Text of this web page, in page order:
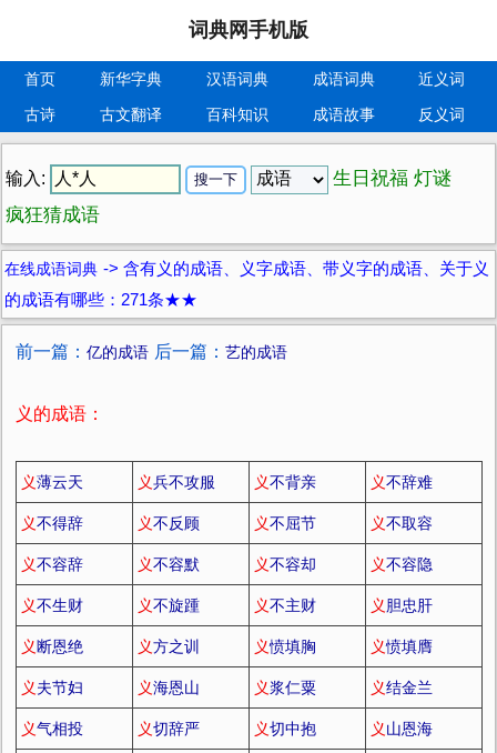
词典网手机版
首页 新华字典 汉语词典 成语词典
近义词
古诗
古文翻译 百科知识 成语故事 反义词
输入: 生日祝福 灯谜
疯狂猜成语
在线成语词典 -> 含有义的成语、义字成语、带义字的成语、关于义
的成语有哪些：271条★★
前一篇： 亿的成语 后一篇： 艺的成语
义的成语：
义薄云天 义兵不攻服 义不背亲 义不辞难
义不得辞 义不反顾 义不屈节 义不取容
义不容辞 义不容默 义不容却 义不容隐
义不生财 义不旋踵 义不主财 义胆忠肝
义断恩绝 义方之训 义愤填胸 义愤填膺
义夫节妇 义海恩山 义浆仁粟 义结金兰
义气相投 义切辞严 义切中抱 义山恩海